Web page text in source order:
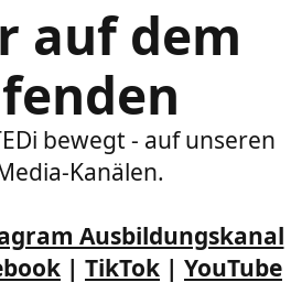
auf dem
bewegt - auf unseren
Kanälen.
Ausbildungskanal
| TikTok | YouTube